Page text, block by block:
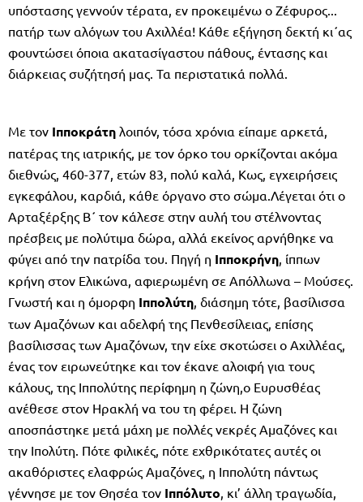
υπόστασης γεννούν τέρατα, εν προκειμένω ο Ζέφυρος...
πατήρ των αλόγων του Αχιλλέα! Κάθε εξήγηση δεκτή κι΄ας
φουντώσει όποια ακατασίγαστου πάθους, έντασης και
διάρκειας συζήτησή μας. Τα περιστατικά πολλά.
Με τον Ιπποκράτη λοιπόν, τόσα χρόνια είπαμε αρκετά,
πατέρας της ιατρικής, με τον όρκο του ορκίζονται ακόμα
διεθνώς, 460-377, ετών 83, πολύ καλά, Κως, εγχειρήσεις
εγκεφάλου, καρδιά, κάθε όργανο στο σώμα.Λέγεται ότι ο
Αρταξέρξης Β΄ τον κάλεσε στην αυλή του στέλνοντας
πρέσβεις με πολύτιμα δώρα, αλλά εκείνος αρνήθηκε να
φύγει από την πατρίδα του. Πηγή η Ιπποκρήνη , ίππων
κρήνη στον Ελικώνα, αφιερωμένη σε Απόλλωνα – Μούσες.
Γνωστή και η όμορφη Ιππολύτη , διάσημη τότε, βασίλισσα
των Αμαζόνων και αδελφή της Πενθεσίλειας, επίσης
βασίλισσας των Αμαζόνων, την είχε σκοτώσει ο Αχιλλέας,
ένας τον ειρωνεύτηκε και τον έκανε αλοιφή για τους
κάλους, της Ιππολύτης περίφημη η ζώνη,ο Ευρυσθέας
ανέθεσε στον Ηρακλή να του τη φέρει. Η ζώνη
αποσπάστηκε μετά μάχη με πολλές νεκρές Αμαζόνες και
την Ιπολύτη. Πότε φιλικές, πότε εχθρικότατες αυτές οι
ακαθόριστες ελαφρώς Αμαζόνες, η Ιππολύτη πάντως
γέννησε με τον Θησέα τον Ιππόλυτο , κι’ άλλη τραγωδία,